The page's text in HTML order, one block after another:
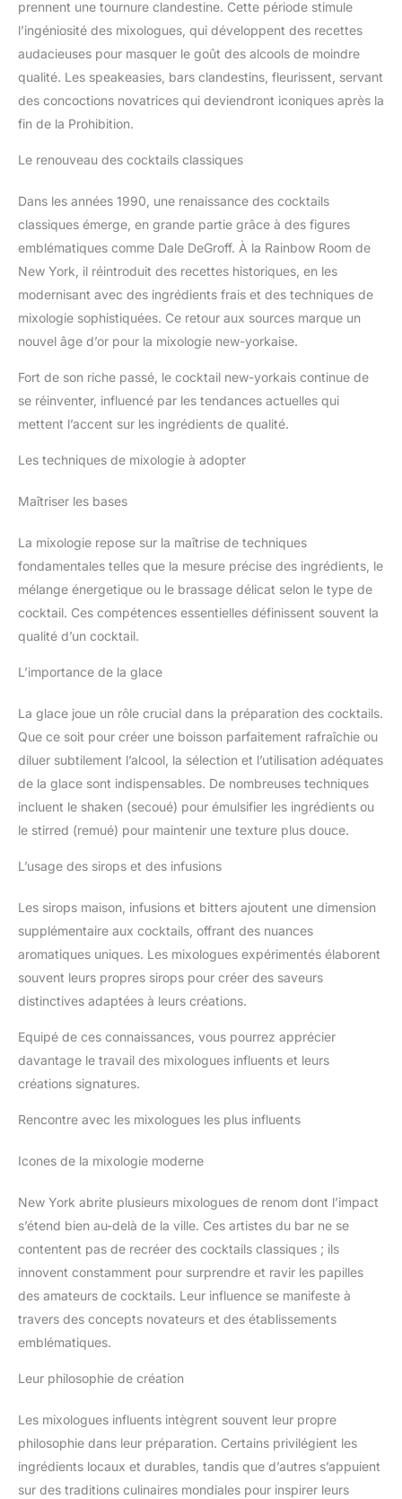
prennent une tournure clandestine. Cette période stimule
l’ingéniosité des mixologues, qui développent des recettes
audacieuses pour masquer le goût des alcools de moindre
qualité. Les speakeasies, bars clandestins, fleurissent, servant
des concoctions novatrices qui deviendront iconiques après la
fin de la Prohibition.
Le renouveau des cocktails classiques
Dans les années 1990, une renaissance des cocktails
classiques émerge, en grande partie grâce à des figures
emblématiques comme Dale DeGroff. À la Rainbow Room de
New York, il réintroduit des recettes historiques, en les
modernisant avec des ingrédients frais et des techniques de
mixologie sophistiquées. Ce retour aux sources marque un
nouvel âge d’or pour la mixologie new-yorkaise.
Fort de son riche passé, le cocktail new-yorkais continue de
se réinventer, influencé par les tendances actuelles qui
mettent l’accent sur les ingrédients de qualité.
Les techniques de mixologie à adopter
Maîtriser les bases
La mixologie repose sur la maîtrise de techniques
fondamentales telles que la mesure précise des ingrédients, le
mélange énergetique ou le brassage délicat selon le type de
cocktail. Ces compétences essentielles définissent souvent la
qualité d’un cocktail.
L’importance de la glace
La glace joue un rôle crucial dans la préparation des cocktails.
Que ce soit pour créer une boisson parfaitement rafraîchie ou
diluer subtilement l’alcool, la sélection et l’utilisation adéquates
de la glace sont indispensables. De nombreuses techniques
incluent le shaken (secoué) pour émulsifier les ingrédients ou
le stirred (remué) pour maintenir une texture plus douce.
L’usage des sirops et des infusions
Les sirops maison, infusions et bitters ajoutent une dimension
supplémentaire aux cocktails, offrant des nuances
aromatiques uniques. Les mixologues expérimentés élaborent
souvent leurs propres sirops pour créer des saveurs
distinctives adaptées à leurs créations.
Equipé de ces connaissances, vous pourrez apprécier
davantage le travail des mixologues influents et leurs
créations signatures.
Rencontre avec les mixologues les plus influents
Icones de la mixologie moderne
New York abrite plusieurs mixologues de renom dont l’impact
s’étend bien au-delà de la ville. Ces artistes du bar ne se
contentent pas de recréer des cocktails classiques ; ils
innovent constamment pour surprendre et ravir les papilles
des amateurs de cocktails. Leur influence se manifeste à
travers des concepts novateurs et des établissements
emblématiques.
Leur philosophie de création
Les mixologues influents intègrent souvent leur propre
philosophie dans leur préparation. Certains privilégient les
ingrédients locaux et durables, tandis que d’autres s’appuient
sur des traditions culinaires mondiales pour inspirer leurs